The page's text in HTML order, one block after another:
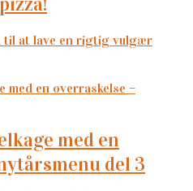
til at lave en rigtig vulgær
del 3